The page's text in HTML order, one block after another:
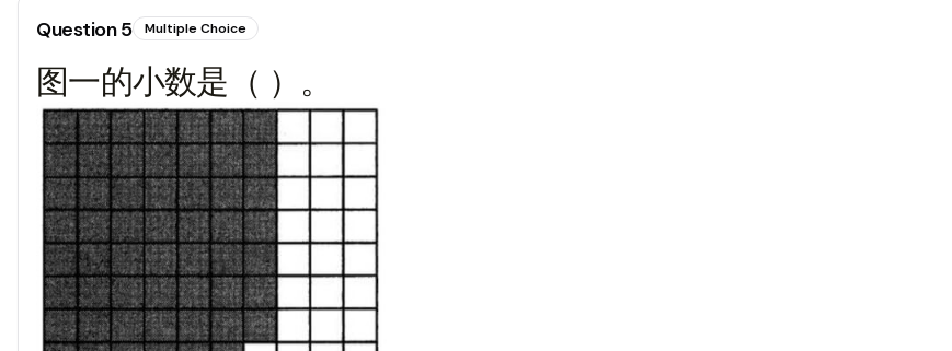
Question5 Multiple Choice
图一的小数是（ ）。